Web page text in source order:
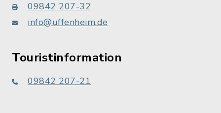
09842 207-32
info@uffenheim.de
Touristinformation
09842 207-21